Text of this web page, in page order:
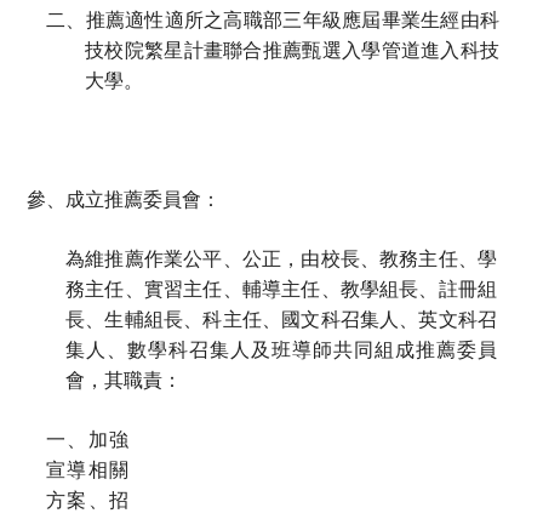
二、推薦適性適所之高職部三年級應屆畢業生經由科
技校院繁星計畫聯合推薦甄選入學管道進入科技
大學。
參、成立推薦委員會：
為維推薦作業公平、公正，由校長、教務主任、學
務主任、實習主任、輔導主任、教學組長、註冊組
長、生輔組長、科主任、國文科召集人、英文科召
集人、數學科召集人及 班導師共同組成推薦委員
會，其職責：
一、加強
宣導相關
方案、招